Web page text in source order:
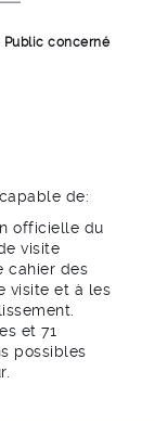
Public concerné
de:
officielle du
visite
cahier des
visite et à les
et 71
possibles